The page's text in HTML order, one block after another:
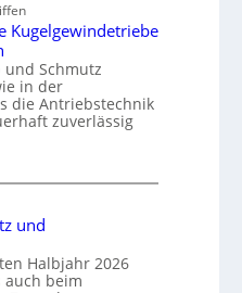
Kugelgewindetriebe
und Schmutz
in der
die Antriebstechnik
zuverlässig
und
Halbjahr 2026
auch beim